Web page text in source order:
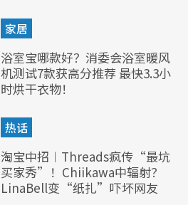
家居
浴室宝哪款好？消委会浴室暖风
机测试7款获高分推荐 最快3.3小
时烘干衣物！
热话
淘宝中招︱Threads疯传“最坑
买家秀”！Chiikawa中辐射？
LinaBell变“纸扎”吓坏网友